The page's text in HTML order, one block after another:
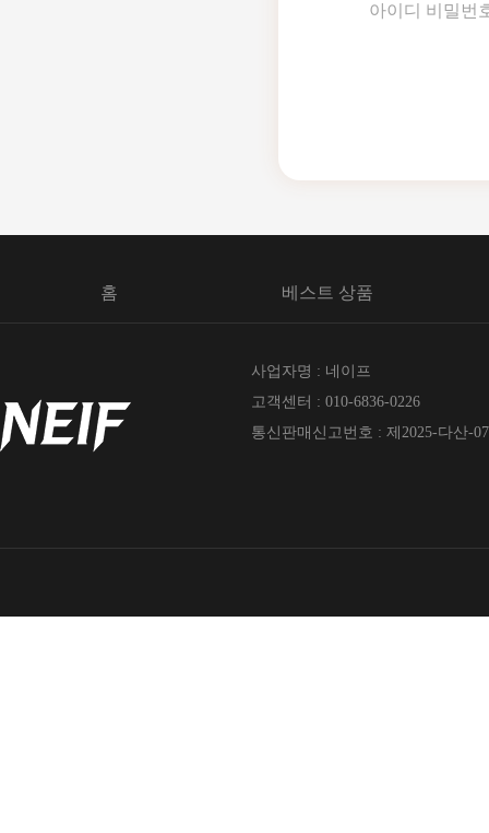
아이디 비밀번
홈 베스트 상품
사업자명 : 네이프
고객센터 : 010-6836-0226
통신판매신고번호 : 제2025-다산-